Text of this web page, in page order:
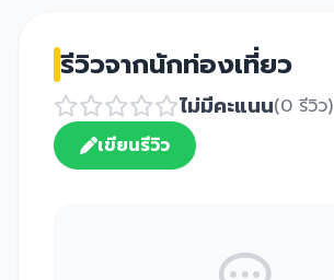
รีวิวจากนักท่องเที่ยว
ไม่มีคะแนน(0 รีวิว)
เขียนรีวิว